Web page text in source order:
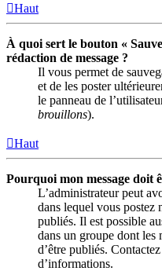
Haut
À quoi sert le bouton «
rédaction de message ?
Il vous permet de
et de les poster
le panneau de
brouillons).
Haut
Pourquoi mon message doit
L’administrateur peut
dans lequel vous postez
publiés. Il est possible
dans un groupe dont les
d’être publiés.
d’informations.